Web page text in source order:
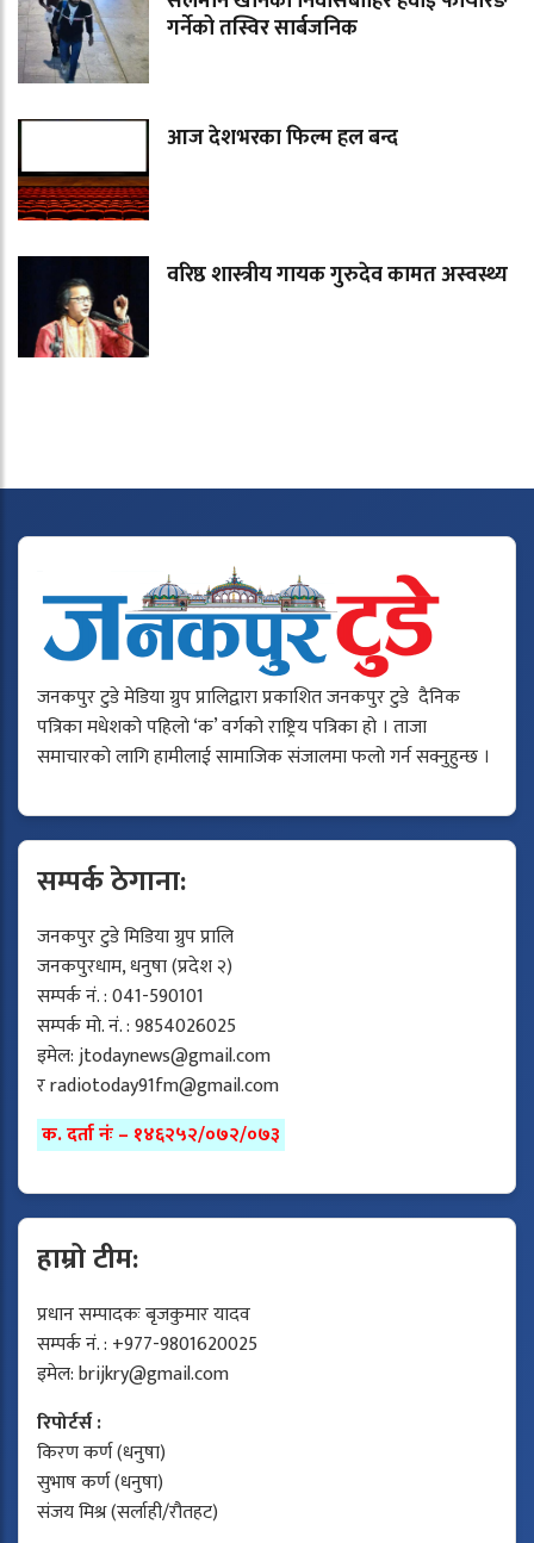
गर्नेको तस्विर सार्बजनिक
आज देशभरका फिल्म हल बन्द
वरिष्ठ शास्त्रीय गायक गुरुदेव कामत अस्वस्थ्य
जनकपुर टुडे मेडिया ग्रुप प्रालिद्वारा प्रकाशित जनकपुर टुडे दैनिक
पत्रिका मधेशको पहिलो ‘क’ वर्गको राष्ट्रिय पत्रिका हो । ताजा
समाचारको लागि हामीलाई सामाजिक संजालमा फलो गर्न सक्नुहुन्छ ।
सम्पर्क ठेगाना:
जनकपुर टुडे मिडिया ग्रुप प्रालि
जनकपुरधाम, धनुषा (प्रदेश २)
सम्पर्क नं. : 041-590101
सम्पर्क मो. नं. : 9854026025
इमेल:jtodaynews@gmail.com
रradiotoday91fm@gmail.com
क. दर्ता नंः – १४६२५२/०७२/०७३
हाम्रो टीम:
प्रधान सम्पादकः बृजकुमार यादव
सम्पर्क नं. : +977-9801620025
इमेल:brijkry@gmail.com
रिपोर्टर्स :
किरण कर्ण (धनुषा)
सुभाष कर्ण (धनुषा)
संजय मिश्र (सर्लाही/रौतहट)